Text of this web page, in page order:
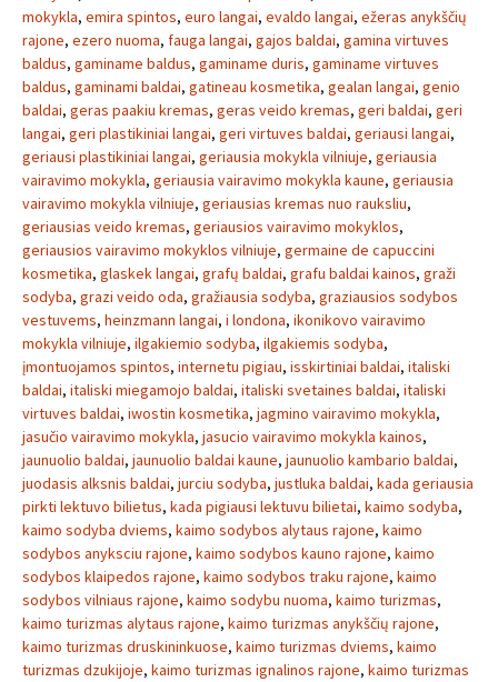
mokykla, emira spintos, euro langai, evaldo langai, ežeras anykščių
rajone, ezero nuoma, fauga langai, gajos baldai, gamina virtuves
baldus, gaminame baldus, gaminame duris, gaminame virtuves
baldus, gaminami baldai, gatineau kosmetika, gealan langai, genio
baldai, geras paakiu kremas, geras veido kremas, geri baldai, geri
langai, geri plastikiniai langai, geri virtuves baldai, geriausi langai,
geriausi plastikiniai langai, geriausia mokykla vilniuje, geriausia
vairavimo mokykla, geriausia vairavimo mokykla kaune, geriausia
vairavimo mokykla vilniuje, geriausias kremas nuo rauksliu,
geriausias veido kremas, geriausios vairavimo mokyklos,
geriausios vairavimo mokyklos vilniuje, germaine de capuccini
kosmetika, glaskek langai, grafų baldai, grafu baldai kainos, graži
sodyba, grazi veido oda, gražiausia sodyba, graziausios sodybos
vestuvems, heinzmann langai, i londona, ikonikovo vairavimo
mokykla vilniuje, ilgakiemio sodyba, ilgakiemis sodyba,
įmontuojamos spintos, internetu pigiau, isskirtiniai baldai, italiski
baldai, italiski miegamojo baldai, italiski svetaines baldai, italiski
virtuves baldai, iwostin kosmetika, jagmino vairavimo mokykla,
jasučio vairavimo mokykla, jasucio vairavimo mokykla kainos,
jaunuolio baldai, jaunuolio baldai kaune, jaunuolio kambario baldai,
juodasis alksnis baldai, jurciu sodyba, justluka baldai, kada geriausia
pirkti lektuvo bilietus, kada pigiausi lektuvu bilietai, kaimo sodyba,
kaimo sodyba dviems, kaimo sodybos alytaus rajone, kaimo
sodybos anyksciu rajone, kaimo sodybos kauno rajone, kaimo
sodybos klaipedos rajone, kaimo sodybos traku rajone, kaimo
sodybos vilniaus rajone, kaimo sodybu nuoma, kaimo turizmas,
kaimo turizmas alytaus rajone, kaimo turizmas anykščių rajone,
kaimo turizmas druskininkuose, kaimo turizmas dviems, kaimo
turizmas dzukijoje, kaimo turizmas ignalinos rajone, kaimo turizmas